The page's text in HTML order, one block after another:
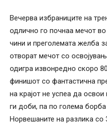
Вечерва избраниците на
одлично го почнаа мечот
чини и преголемата желба
отворат мечот со
одигра извонредно скоро
финишот со фантастична
на крајот не успеа да
ги доби, па по голема
Норвешаните на разлика со